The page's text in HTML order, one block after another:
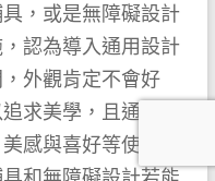
，或是無障礙設計
認為導入通用設計
外觀肯定不會好
求美學，且通用設
感與喜好等使用者